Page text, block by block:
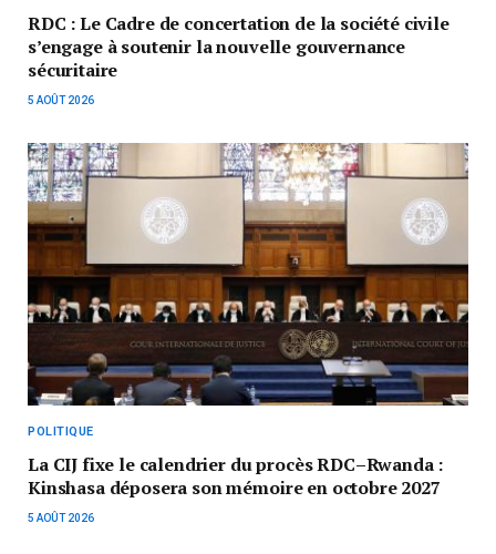
RDC : Le Cadre de concertation de la société civile
s’engage à soutenir la nouvelle gouvernance
sécuritaire
5 AOÛT 2026
POLITIQUE
La CIJ fixe le calendrier du procès RDC–Rwanda :
Kinshasa déposera son mémoire en octobre 2027
5 AOÛT 2026